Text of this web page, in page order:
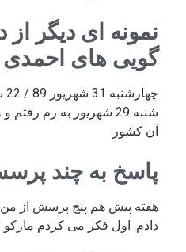
نمونه ای دیگر
گویی های احمدی
شنبه 29 شهریور به رم
آن کشور
پاسخ به چند
هفته پیش هم پنج پرسش از من
دادم. اول فکر می کردم مارکو